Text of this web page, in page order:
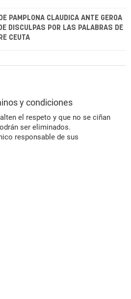
PAMPLONA CLAUDICA ANTE GEROA
DISCULPAS POR LAS PALABRAS DE
CEUTA
y condiciones
el respeto y que no se ciñan
ser eliminados.
responsable de sus